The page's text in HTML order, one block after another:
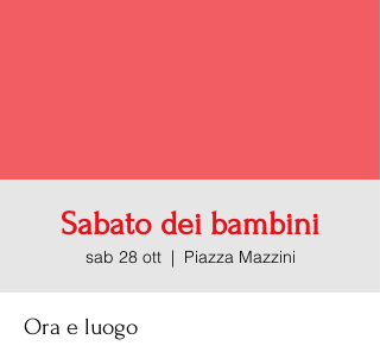
Sabato dei bambini
sab 28 ott
  |
Piazza Mazzini
Ora e luogo